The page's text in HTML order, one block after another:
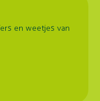
en weetjes van